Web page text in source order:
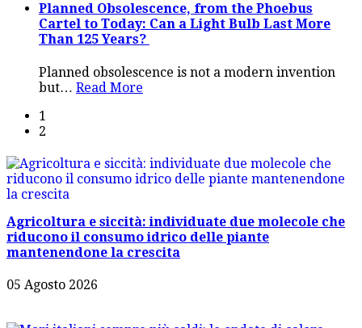
Planned Obsolescence, from the Phoebus
Cartel to Today: Can a Light Bulb Last More
Than 125 Years?
Planned obsolescence is not a modern invention
but… Read More
1
2
Agricoltura e siccità: individuate due molecole che
riducono il consumo idrico delle piante
mantenendone la crescita
05 Agosto 2026